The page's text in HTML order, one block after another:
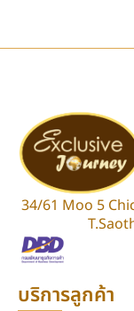
34/61 Moo 5
บริการลูกค้า